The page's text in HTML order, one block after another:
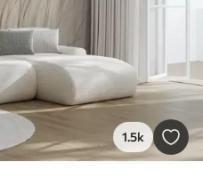
1.5k